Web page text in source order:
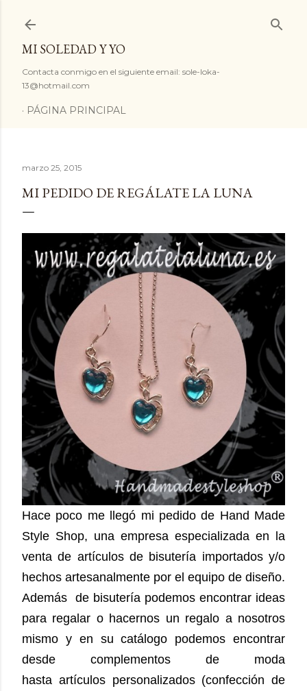
MI SOLEDAD Y YO
Contacta conmigo en el siguiente email: sole-loka-
13@hotmail.com
PÁGINA PRINCIPAL
marzo 25, 2015
MI PEDIDO DE REGÁLATE LA LUNA
Hace poco me llegó mi pedido de Hand Made
Style Shop, una empresa especializada en la
venta de artículos de bisutería importados y/o
hechos artesanalmente por el equipo de diseño.
Además de bisutería podemos encontrar ideas
para regalar o hacernos un regalo a nosotros
mismo y en su catálogo podemos encontrar
desde complementos de moda
hasta artículos personalizados (confección de